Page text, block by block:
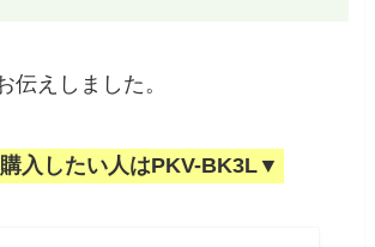
伝えしました。
入したい人はPKV-BK3L▼